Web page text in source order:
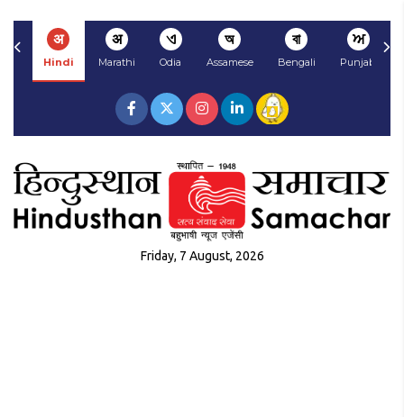
अ
Hindi
अ
Marathi
ଏ
Odia
অ
Assamese
বা
Bengali
ਅ
Punjabi
Friday, 7 August, 2026